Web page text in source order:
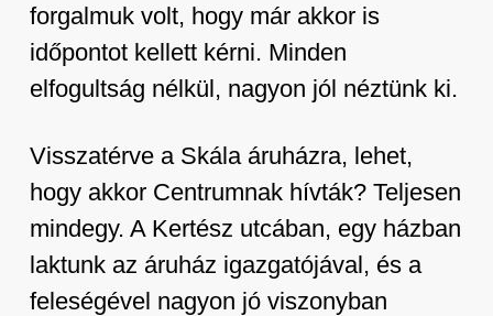
forgalmuk volt, hogy már akkor is
időpontot kellett kérni. Minden
elfogultság nélkül, nagyon jól néztünk ki.
Visszatérve a Skála áruházra, lehet,
hogy akkor Centrumnak hívták? Teljesen
mindegy. A Kertész utcában, egy házban
laktunk az áruház igazgatójával, és a
feleségével nagyon jó viszonyban